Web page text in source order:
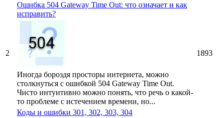
2
Ошибка 504 Gateway Time Out: что означает и как
исправить?
Иногда бороздя просторы интернета, можно
столкнуться с ошибкой 504 Gateway Time Out.
Чисто интуитивно можно понять, что речь о какой-
то проблеме с истечением времени, но...
1893
Коды и ошибки 301, 302, 303, 304